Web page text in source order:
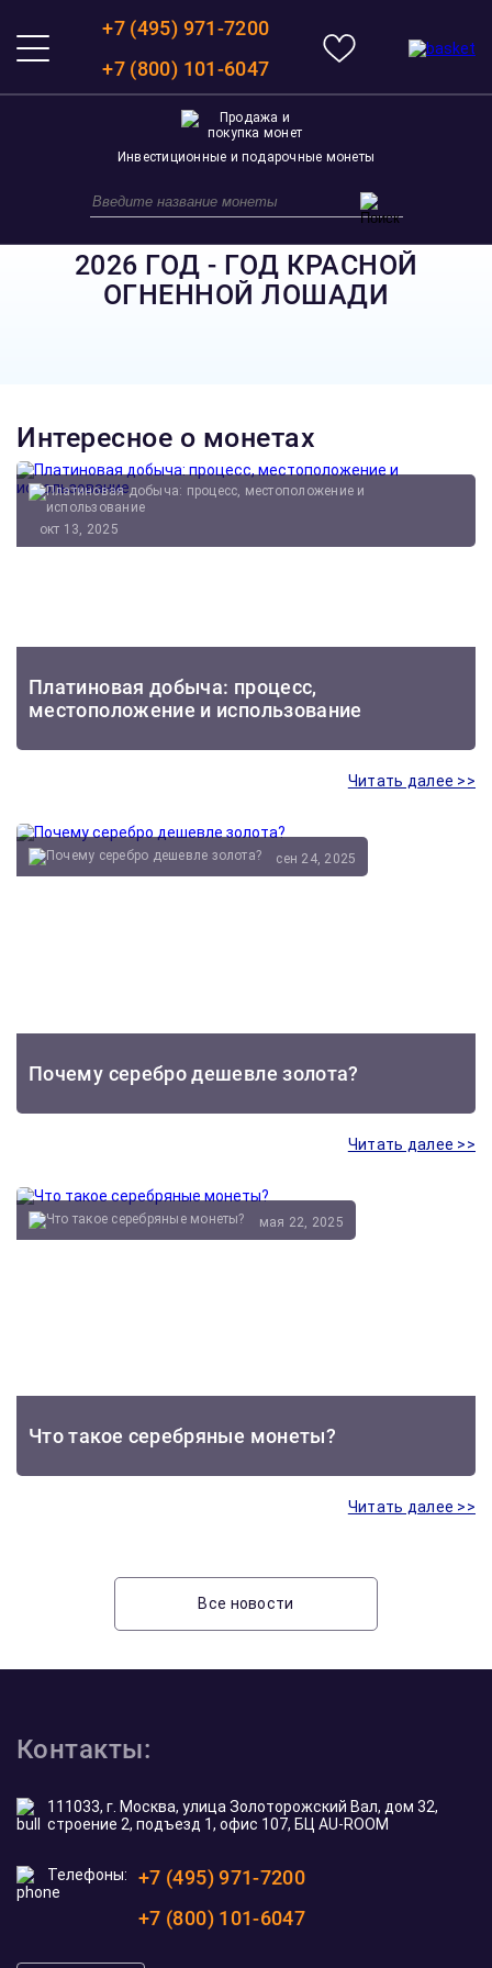
+7 (495) 971-7200
+7 (800) 101-6047
Инвестиционные и подарочные монеты
2026 ГОД - ГОД КРАСНОЙ
ОГНЕННОЙ ЛОШАДИ
Интересное о монетах
Платиновая добыча: процесс,
местоположение и использование
окт 13, 2025
Читать далее >>
Почему серебро дешевле золота?
сен 24, 2025
Читать далее >>
Что такое серебряные монеты?
мая 22, 2025
Читать далее >>
Все новости
Контакты:
111033, г. Москва, улица Золоторожский Вал, дом 32,
строение 2, подъезд 1, офис 107, БЦ AU-ROOM
Телефоны:
+7 (495) 971-7200
+7 (800) 101-6047